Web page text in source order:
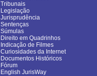
Tribunais
Legislação
Jurisprudência
Sentenças
Súmulas
Direito em Quadrinhos
Indicação de Filmes
Curiosidades da Internet
Documentos Históricos
Fórum
English JurisWay